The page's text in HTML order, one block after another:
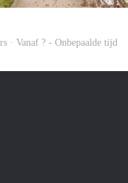
· Vanaf ? - Onbepaalde tijd